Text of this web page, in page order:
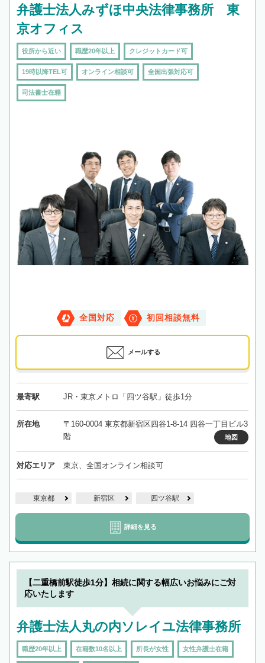
弁護士法人みずほ中央法律事務所 東
京オフィス
役所から近い 職歴20年以上 クレジットカード可
19時以降TEL可 オンライン相談可 全国出張対応可
司法書士在籍
全国対応 初回相談無料
メールする
最寄駅 JR・東京メトロ「四ツ谷駅」徒歩1分
所在地
〒160-0004 東京都新宿区四谷1-8-14 四谷一丁目ビル3
階
地図
対応エリア 東京、全国オンライン相談可
東京都 新宿区 四ツ谷駅
詳細を見る
【二重橋前駅徒歩1分】相続に関する幅広いお悩みにご対
応いたします
弁護士法人丸の内ソレイユ法律事務所
職歴20年以上 在籍数10名以上 所長が女性 女性弁護士在籍